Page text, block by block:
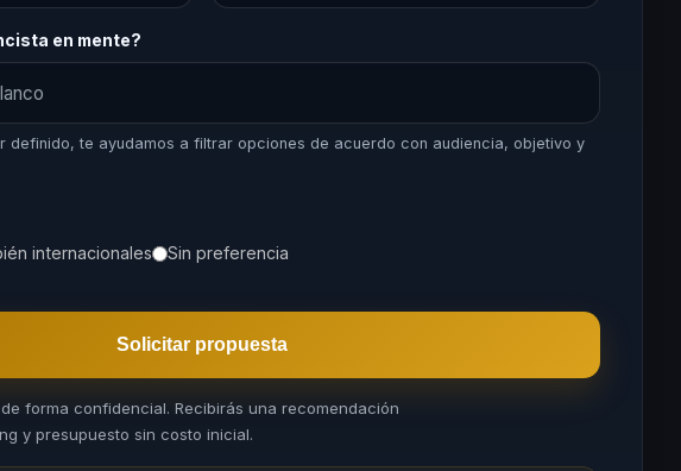
en mente?
definido, te ayudamos a filtrar opciones de acuerdo con audiencia, objetivo y
internacionales Sin preferencia
Solicitar propuesta
forma confidencial. Recibirás una recomendación
y presupuesto sin costo inicial.